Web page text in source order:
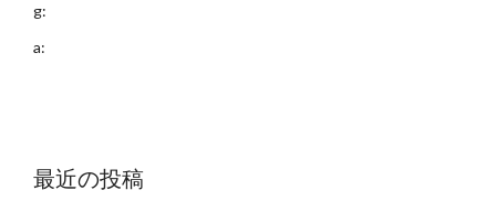
g:
a:
最近の投稿